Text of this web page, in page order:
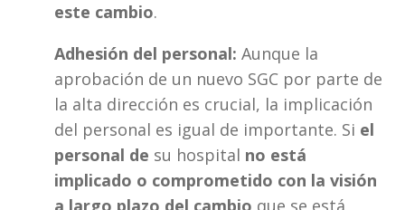
este cambio.
Adhesión del personal: Aunque la
aprobación de un nuevo SGC por parte de
la alta dirección es crucial, la implicación
del personal es igual de importante. Si el
personal de su hospital no está
implicado o comprometido con la visión